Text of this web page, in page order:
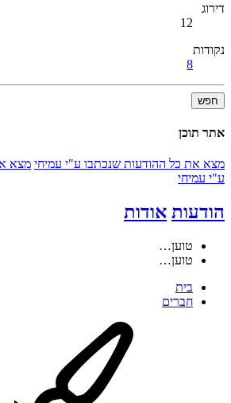
דירוג
12
נקודות
8
חפש
אתר תוכן
מצא את כל ההודעות שנכתבו ע"י עמיחי מצא
ע"י עמיחי
הודעות אודות
טוען…
טוען…
בית
חברים